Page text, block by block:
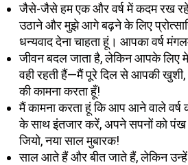
जैसे-जैसे हम एक और वर्ष में कदम रख रहे
उठाने और मुझे आगे बढ़ने के लिए
धन्यवाद देना चाहता हूं। आपका वर्ष
जीवन बदल जाता है, लेकिन आपके लिए
वही रहती हैं—मैं पूरे दिल से आपकी
की कामना करता हूँ!
मैं कामना करता हूं कि आप आने वाले वर्ष
के साथ इंतजार करें, अपने सपनों को पंख
जियो, नया साल मुबारक!
साल आते हैं और बीत जाते हैं, लेकिन उन्हें